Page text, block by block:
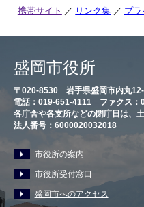
携帯サイト リンク集 プ
盛岡市役所
〒020-8530 岩手県盛岡市内丸
電話：019-651-4111 ファクス：
各庁舎や各支所などの閉庁日は、
法人番号：6000020032018
市役所の案内
市役所受付窓口
盛岡市へのアクセス